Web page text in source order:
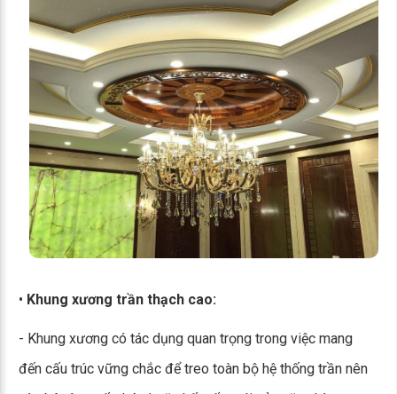
• Khung xương trần thạch cao:
- Khung xương có tác dụng quan trọng trong việc mang
đến cấu trúc vững chắc để treo toàn bộ hệ thống trần nên